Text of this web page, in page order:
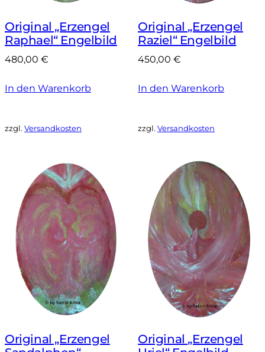
Original „Erzengel
Raphael“ Engelbild
480,00 €
In den Warenkorb
zzgl. Versandkosten
Original „Erzengel
Raziel“ Engelbild
450,00€
In den Warenkorb
zzgl.Versandkosten
Original „Erzengel
Original „Erzengel